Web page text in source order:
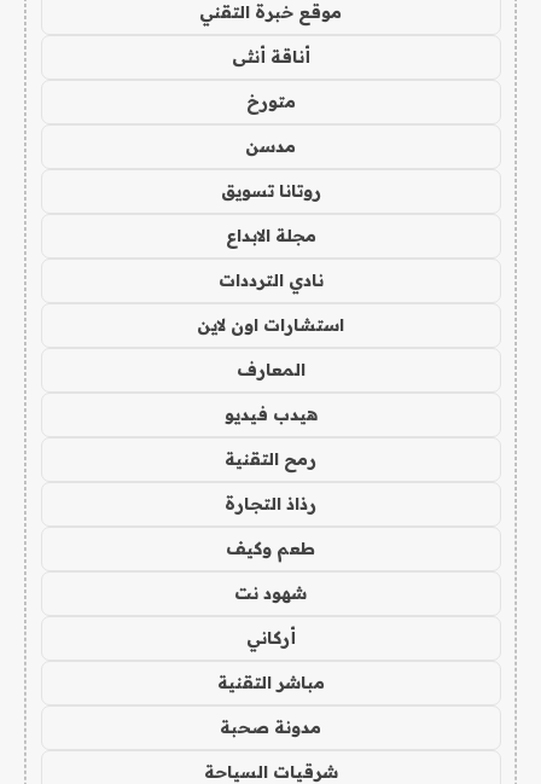
موقع خبرة التقني
أناقة أنثى
متورخ
مدسن
روتانا تسويق
مجلة الابداع
نادي الترددات
استشارات اون لاين
المعارف
هيدب فيديو
رمح التقنية
رذاذ التجارة
طعم وكيف
شهود نت
أركاني
مباشر التقنية
مدونة صحبة
شرقيات السياحة